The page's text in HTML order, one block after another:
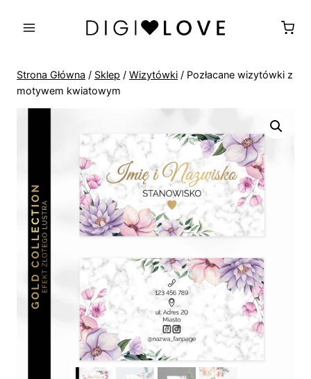
Strona Główna / Sklep / Wizytówki / Pozłacane wizytówki z
motywem kwiatowym